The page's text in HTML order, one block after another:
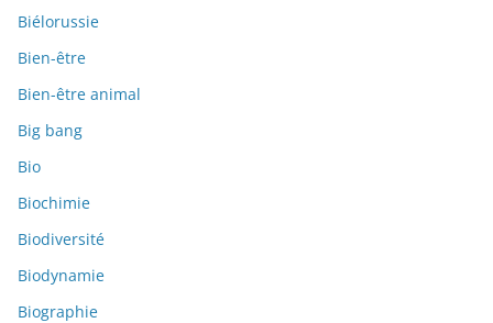
Biélorussie
Bien-être
Bien-être animal
Big bang
Bio
Biochimie
Biodiversité
Biodynamie
Biographie